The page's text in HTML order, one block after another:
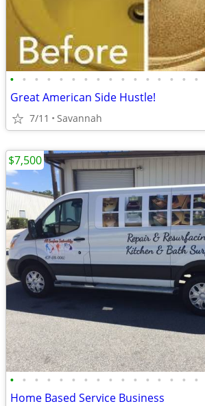
• • • • • • • • • • • • • • • •
Great American Side Hustle!
7/11 Savannah
• • • • • • • • • • • • • • • •
Home Based Service Business
$7,500